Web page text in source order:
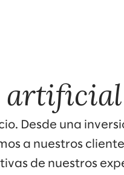
artificial
Desde una
a nuestros
de nuestros